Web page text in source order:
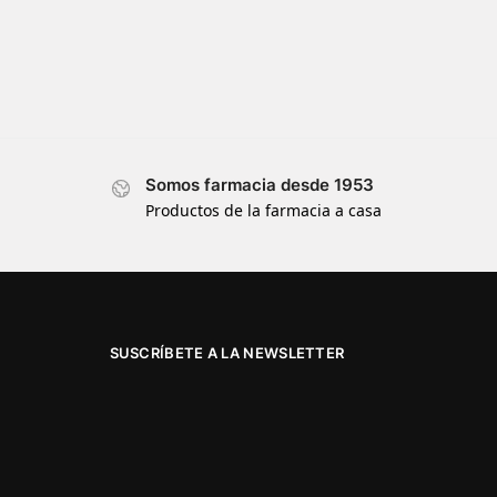
Somos farmacia desde 1953
Productos de la farmacia a casa
SUSCRÍBETE A LA NEWSLETTER